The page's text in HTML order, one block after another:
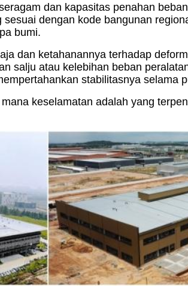
dan kapasitas penahan
sesuai dengan kode bangunan
bumi.
dan ketahanannya terhadap
salju atau kelebihan beban
stabilitasnya selama
keselamatan adalah yang